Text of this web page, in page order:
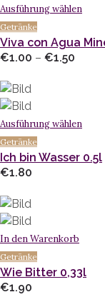
Ausführung wählen
Getränke
Viva con Agua
€1.00 – €1.50
Ausführung wählen
Getränke
Ich bin Wasser 0.5l
€1.80
In den Warenkorb
Getränke
Wie Bitter 0,33l
€1.90